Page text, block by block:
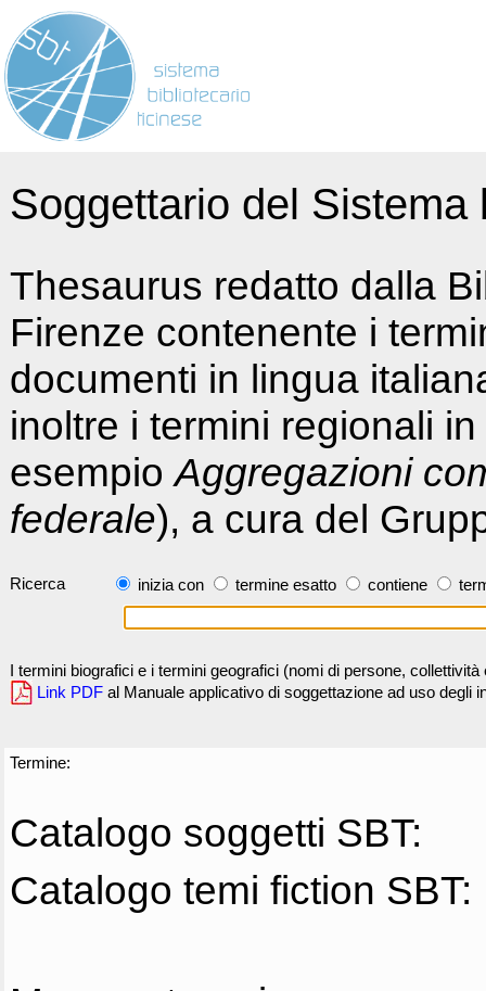
Soggettario del
Thesaurus redatto dalla
Firenze contenente i
documenti in lingua
inoltre i termini regionali
esempioAggregazioni
federale), a cura del
Ricerca inizia con termine esatto contiene
I termini biografici e i termini geografici (nomi di persone,
Link PDF al Manuale applicativo di soggettazione ad uso degli
Termine:
Catalogo soggetti SBT:
Catalogo temi fiction SBT: